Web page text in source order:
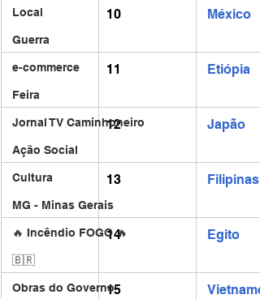
Local
Guerra
e-commerce
Feira
Jornal TV Caminhoneiro
Ação Social
Cultura
MG - Minas Gerais
🔥 Incêndio FOGO 🔥
🇧🇷
Obras do Governo
10 México
11 Etiópia
12 Japão
13 Filipinas
14 Egito
15 Vietname